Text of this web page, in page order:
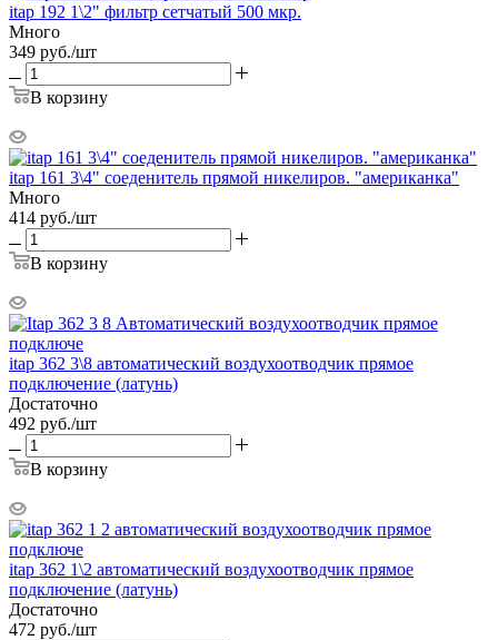
itap 192 1\2" фильтр сетчатый 500 мкр.
Много
349 руб./шт
В корзину
itap 161 3\4" соеденитель прямой никелиров. "американка"
Много
414 руб./шт
В корзину
itap 362 3\8 автоматический воздухоотводчик прямое
подключение (латунь)
Достаточно
492 руб./шт
В корзину
itap 362 1\2 автоматический воздухоотводчик прямое
подключение (латунь)
Достаточно
472 руб./шт